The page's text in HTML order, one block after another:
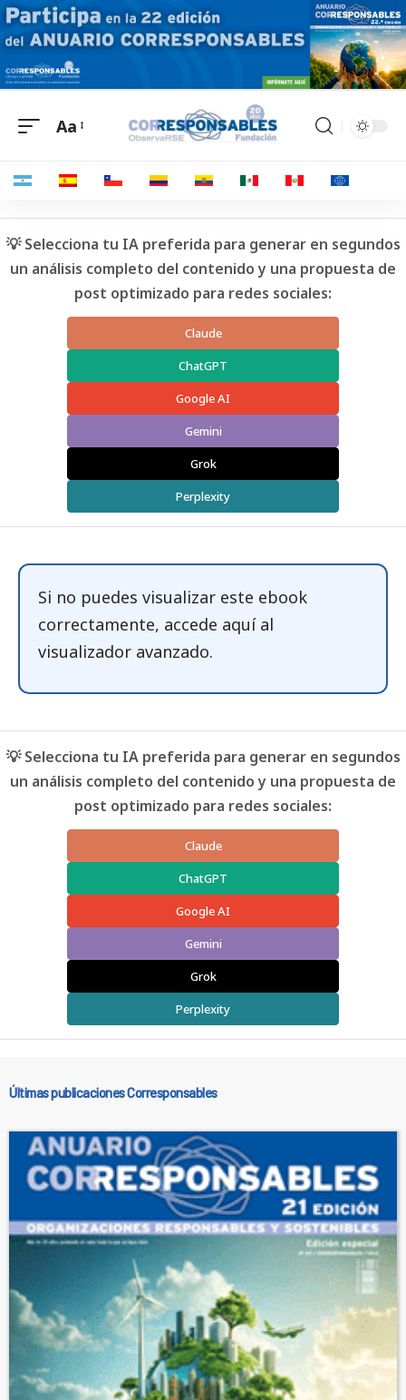
Aa
💡 Selecciona tu IA preferida para generar en segundos
un análisis completo del contenido y una propuesta de
post optimizado para redes sociales:
Claude
ChatGPT
Google AI
Gemini
Grok
Perplexity
Si no puedes visualizar este ebook
correctamente, accede aquíal
visualizador avanzado.
💡 Selecciona tu IA preferida para generar en segundos
un análisis completo del contenido y una propuesta de
post optimizado para redes sociales:
Claude
ChatGPT
Google AI
Gemini
Grok
Perplexity
Últimas publicaciones Corresponsables